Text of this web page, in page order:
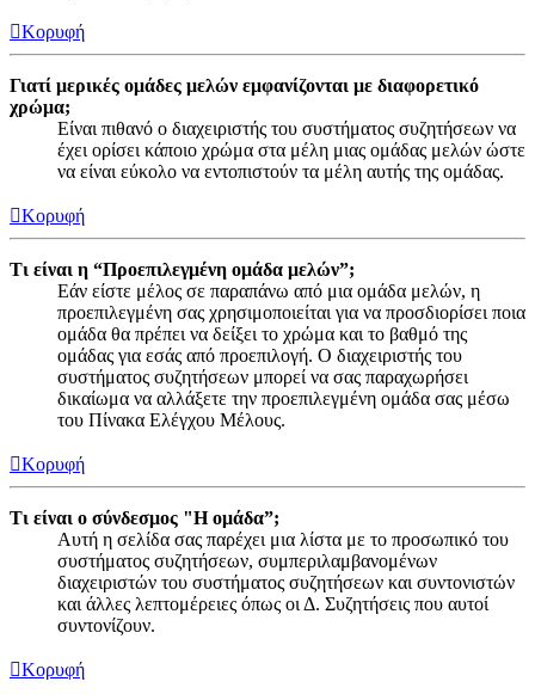
Κορυφή
Γιατί μερικές ομάδες μελών εμφανίζονται με διαφορετικό
χρώμα;
Είναι πιθανό ο διαχειριστής του συστήματος συζητήσεων να
έχει ορίσει κάποιο χρώμα στα μέλη μιας ομάδας μελών ώστε
να είναι εύκολο να εντοπιστούν τα μέλη αυτής της ομάδας.
Κορυφή
Τι είναι η “Προεπιλεγμένη ομάδα μελών”;
Εάν είστε μέλος σε παραπάνω από μια ομάδα μελών, η
προεπιλεγμένη σας χρησιμοποιείται για να προσδιορίσει ποια
ομάδα θα πρέπει να δείξει το χρώμα και το βαθμό της
ομάδας για εσάς από προεπιλογή. Ο διαχειριστής του
συστήματος συζητήσεων μπορεί να σας παραχωρήσει
δικαίωμα να αλλάξετε την προεπιλεγμένη ομάδα σας μέσω
του Πίνακα Ελέγχου Μέλους.
Κορυφή
Τι είναι ο σύνδεσμος "Η ομάδα”;
Αυτή η σελίδα σας παρέχει μια λίστα με το προσωπικό του
συστήματος συζητήσεων, συμπεριλαμβανομένων
διαχειριστών του συστήματος συζητήσεων και συντονιστών
και άλλες λεπτομέρειες όπως οι Δ. Συζητήσεις που αυτοί
συντονίζουν.
Κορυφή